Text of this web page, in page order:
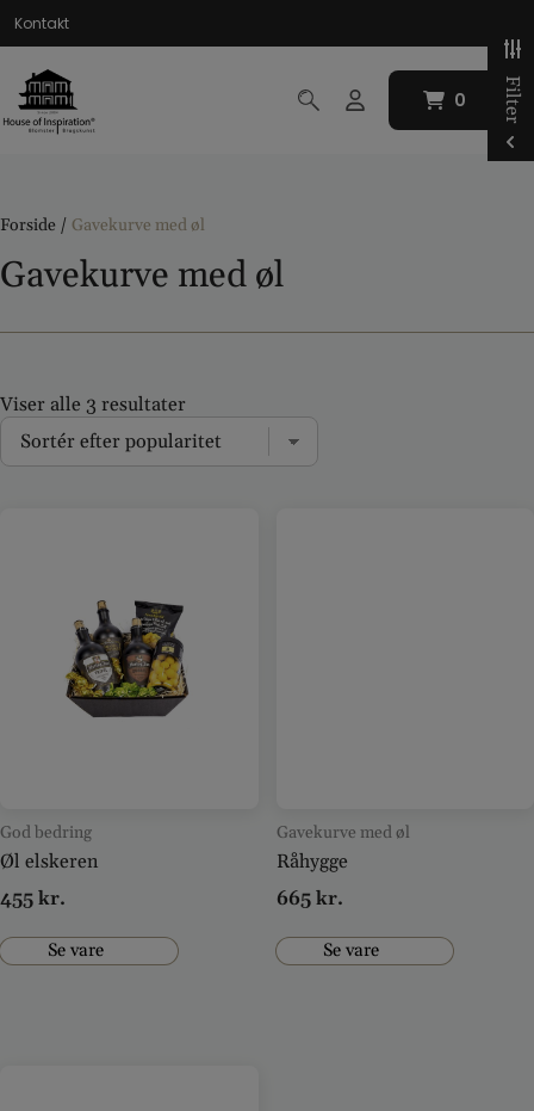
indholdet
Kontakt
0
0
Forside / Gavekurve med øl
Gavekurve med øl
Viser alle 3 resultater
God bedring
Øl elskeren
455 kr.
Se vare
Gavekurve med øl
Råhygge
665 kr.
Se vare
Filter